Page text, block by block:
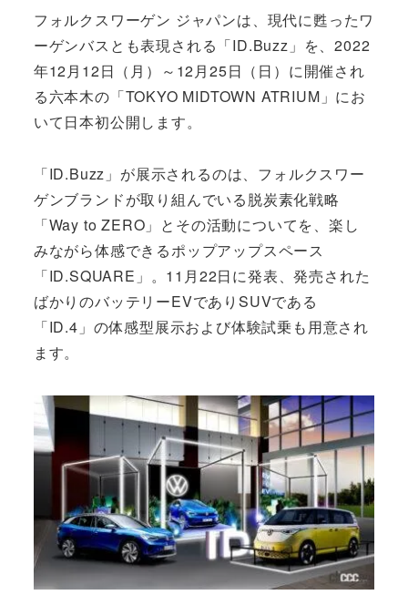
フォルクスワーゲン ジャパンは、現代に甦ったワ
ーゲンバスとも表現される「ID.Buzz」を、2022
年12月12日（月）～12月25日（日）に開催され
る六本木の「TOKYO MIDTOWN ATRIUM」にお
いて日本初公開します。
「ID.Buzz」が展示されるのは、フォルクスワー
ゲンブランドが取り組んでいる脱炭素化戦略
「Way to ZERO」とその活動についてを、楽し
みながら体感できるポップアップスペース
「ID.SQUARE」。11月22日に発表、発売された
ばかりのバッテリーEVでありSUVである
「ID.4」の体感型展示および体験試乗も用意され
ます。